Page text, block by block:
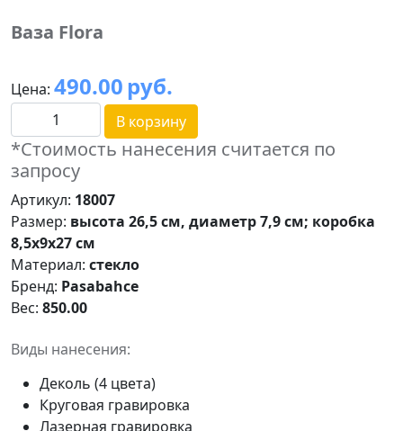
Ваза Flora
Цена: 490.00 руб.
В корзину
*Стоимость нанесения считается по
запросу
Артикул: 18007
Размер: высота 26,5 см, диаметр 7,9 см; коробка
8,5x9x27 см
Материал: стекло
Бренд: Pasabahce
Вес: 850.00
Виды нанесения:
Деколь (4 цвета)
Круговая гравировка
Лазерная гравировка